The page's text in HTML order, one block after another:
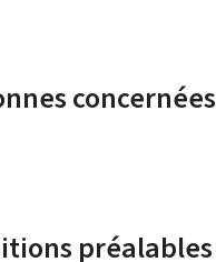
concernées
préalables